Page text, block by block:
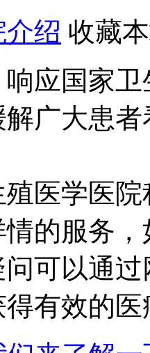
介绍 收藏
生部
广大患
医院积
的服务
可以通
有效的